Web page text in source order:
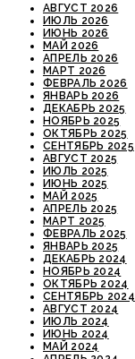
АВГУСТ 2026
ИЮЛЬ 2026
ИЮНЬ 2026
МАЙ 2026
АПРЕЛЬ 2026
МАРТ 2026
ФЕВРАЛЬ 2026
ЯНВАРЬ 2026
ДЕКАБРЬ 2025
НОЯБРЬ 2025
ОКТЯБРЬ 2025
СЕНТЯБРЬ 2025
АВГУСТ 2025
ИЮЛЬ 2025
ИЮНЬ 2025
МАЙ 2025
АПРЕЛЬ 2025
МАРТ 2025
ФЕВРАЛЬ 2025
ЯНВАРЬ 2025
ДЕКАБРЬ 2024
НОЯБРЬ 2024
ОКТЯБРЬ 2024
СЕНТЯБРЬ 2024
АВГУСТ 2024
ИЮЛЬ 2024
ИЮНЬ 2024
МАЙ 2024